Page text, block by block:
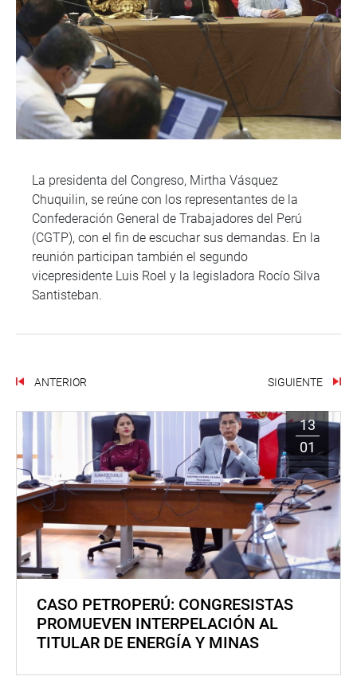
La presidenta del Congreso, Mirtha Vásquez
Chuquilin, se reúne con los representantes de la
Confederación General de Trabajadores del Perú
(CGTP), con el fin de escuchar sus demandas. En la
reunión participan también el segundo
vicepresidente Luis Roel y la legisladora Rocío Silva
Santisteban.
ANTERIOR SIGUIENTE
13
01
CASO PETROPERÚ: CONGRESISTAS
PROMUEVEN INTERPELACIÓN AL
TITULAR DE ENERGÍA Y MINAS